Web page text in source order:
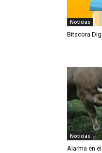
Noticias
Bitacora
Noticias
Alarma en